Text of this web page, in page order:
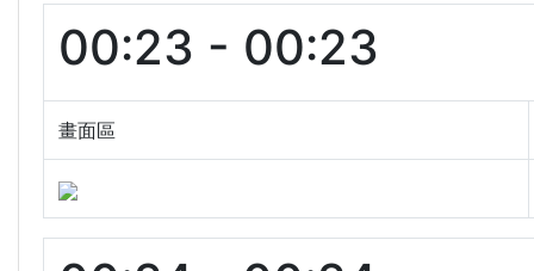
00:23 - 00:23
畫面區